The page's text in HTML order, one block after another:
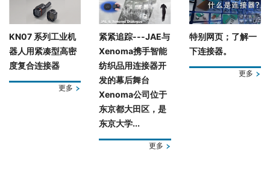
KN07 系列工业机
器人用紧凑型高密
度复合连接器
更多
紧紧追踪---JAE与
Xenoma携手智能
纺织品用连接器开
发的幕后舞台
Xenoma公司位于
东京都大田区，是
东京大学...
更多
特别网页；了解一
下连接器。
更多